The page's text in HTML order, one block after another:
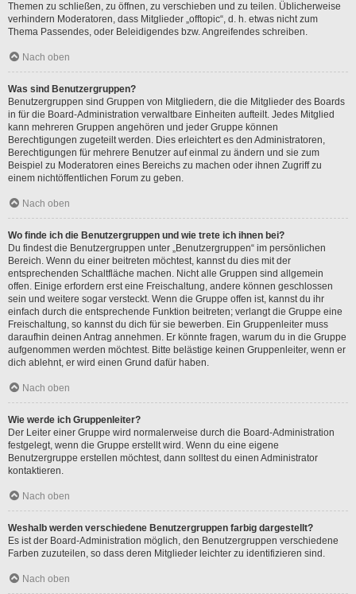
Themen zu schließen, zu öffnen, zu verschieben und zu teilen. Üblicherweise
verhindern Moderatoren, dass Mitglieder „offtopic“, d. h. etwas nicht zum
Thema Passendes, oder Beleidigendes bzw. Angreifendes schreiben.
Nach oben
Was sind Benutzergruppen?
Benutzergruppen sind Gruppen von Mitgliedern, die die Mitglieder des Boards
in für die Board-Administration verwaltbare Einheiten aufteilt. Jedes Mitglied
kann mehreren Gruppen angehören und jeder Gruppe können
Berechtigungen zugeteilt werden. Dies erleichtert es den Administratoren,
Berechtigungen für mehrere Benutzer auf einmal zu ändern und sie zum
Beispiel zu Moderatoren eines Bereichs zu machen oder ihnen Zugriff zu
einem nichtöffentlichen Forum zu geben.
Nach oben
Wo finde ich die Benutzergruppen und wie trete ich ihnen bei?
Du findest die Benutzergruppen unter „Benutzergruppen“ im persönlichen
Bereich. Wenn du einer beitreten möchtest, kannst du dies mit der
entsprechenden Schaltfläche machen. Nicht alle Gruppen sind allgemein
offen. Einige erfordern erst eine Freischaltung, andere können geschlossen
sein und weitere sogar versteckt. Wenn die Gruppe offen ist, kannst du ihr
einfach durch die entsprechende Funktion beitreten; verlangt die Gruppe eine
Freischaltung, so kannst du dich für sie bewerben. Ein Gruppenleiter muss
daraufhin deinen Antrag annehmen. Er könnte fragen, warum du in die Gruppe
aufgenommen werden möchtest. Bitte belästige keinen Gruppenleiter, wenn er
dich ablehnt, er wird einen Grund dafür haben.
Nach oben
Wie werde ich Gruppenleiter?
Der Leiter einer Gruppe wird normalerweise durch die Board-Administration
festgelegt, wenn die Gruppe erstellt wird. Wenn du eine eigene
Benutzergruppe erstellen möchtest, dann solltest du einen Administrator
kontaktieren.
Nach oben
Weshalb werden verschiedene Benutzergruppen farbig dargestellt?
Es ist der Board-Administration möglich, den Benutzergruppen verschiedene
Farben zuzuteilen, so dass deren Mitglieder leichter zu identifizieren sind.
Nach oben